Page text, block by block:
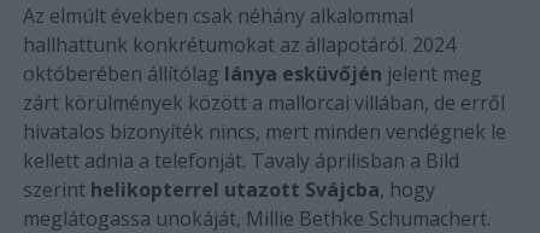
Az elmúlt években csak néhány alkalommal
hallhattunk konkrétumokat az állapotáról. 2024
októberében állítólag lánya esküvőjén jelent meg
zárt körülmények között a mallorcai villában, de erről
hivatalos bizonyíték nincs, mert minden vendégnek le
kellett adnia a telefonját. Tavaly áprilisban a Bild
szerint helikopterrel utazott Svájcba, hogy
meglátogassa unokáját, Millie Bethke Schumachert.